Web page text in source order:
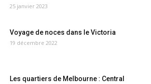
25 janvier 2023
Voyage de noces dans le Victoria
19 décembre 2022
Les quartiers de Melbourne : Central